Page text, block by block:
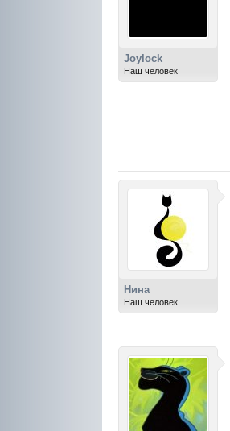
Joylock
Наш человек
Нина
Наш человек